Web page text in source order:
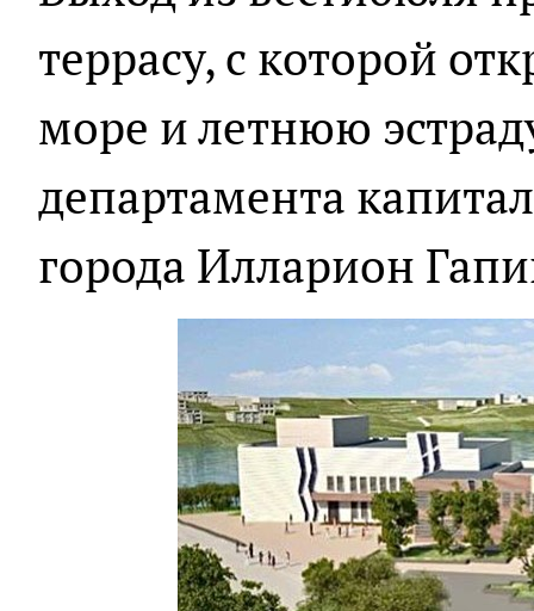
террасу, с которой
море и летнюю
департамента
города Илларион